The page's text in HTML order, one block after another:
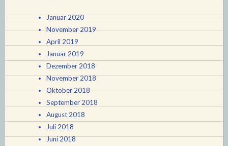
Januar 2020
November 2019
April 2019
Januar 2019
Dezember 2018
November 2018
Oktober 2018
September 2018
August 2018
Juli 2018
Juni 2018